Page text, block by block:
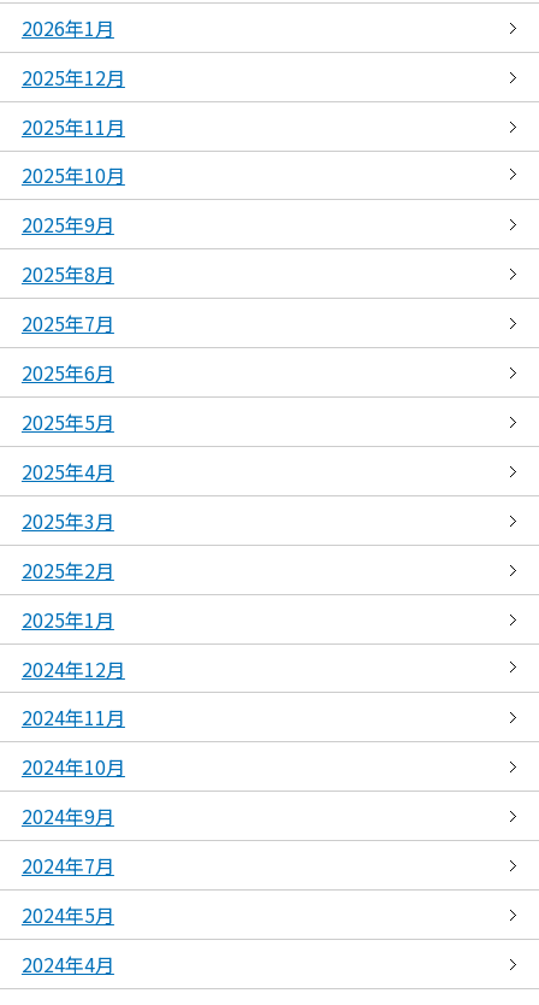
2026年1月
2025年12月
2025年11月
2025年10月
2025年9月
2025年8月
2025年7月
2025年6月
2025年5月
2025年4月
2025年3月
2025年2月
2025年1月
2024年12月
2024年11月
2024年10月
2024年9月
2024年7月
2024年5月
2024年4月